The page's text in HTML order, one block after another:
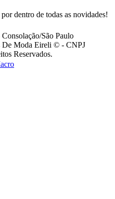
dentro de todas as novidades!
São Paulo
De Moda Eireli © - CNPJ
Reservados.